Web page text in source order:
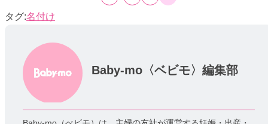
名付け
Baby-mo〈ベビモ〉編集部